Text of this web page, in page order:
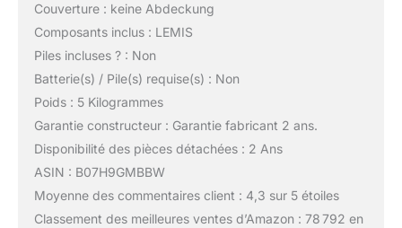
Couverture : keine Abdeckung
Composants inclus : LEMIS
Piles incluses ? : Non
Batterie(s) / Pile(s) requise(s) : Non
Poids : 5 Kilogrammes
Garantie constructeur : Garantie fabricant 2 ans.
Disponibilité des pièces détachées : 2 Ans
ASIN : B07H9GMBBW
Moyenne des commentaires client : 4,3 sur 5 étoiles
Classement des meilleures ventes d’Amazon : 78 792 en